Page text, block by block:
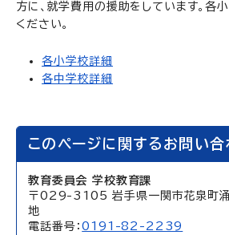
方に、就学費用の援助をしています。各
ください。
各小学校詳細
各中学校詳細
このページに関するお問い合
教育委員会 学校教育課
〒029-3105 岩手県一関市花泉町
地
電話番号：0191-82-2239